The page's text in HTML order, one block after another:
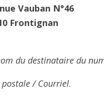
Vauban N°46
Frontignan
du destinataire du
postale / Courriel.